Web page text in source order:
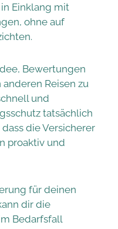
Einklang mit
ohne auf
Bewertungen
Reisen zu
und
tatsächlich
die Versicherer
proaktiv und
für deinen
dir die
Bedarfsfall